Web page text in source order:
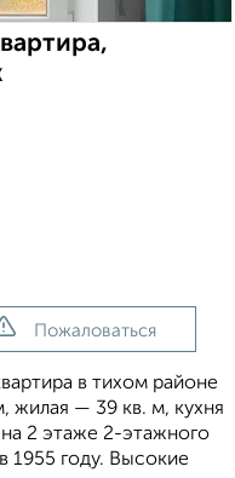
Пожаловаться
в тихом районе
— 39 кв. м, кухня
2 этаже 2-этажного
1955 году. Высокие